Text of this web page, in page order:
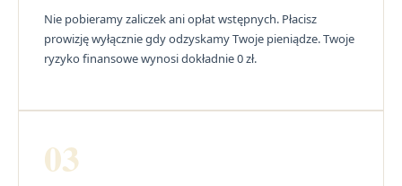
Nie pobieramy zaliczek ani opłat wstępnych. Płacisz
prowizję wyłącznie gdy odzyskamy Twoje pieniądze. Twoje
ryzyko finansowe wynosi dokładnie 0 zł.
03